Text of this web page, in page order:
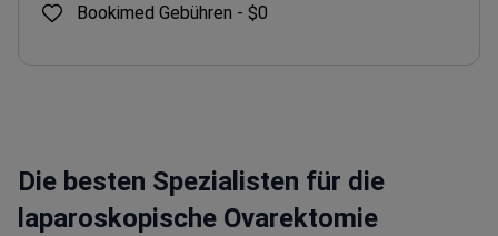
Bookimed Gebühren - $0
Die besten Spezialisten für die
laparoskopische Ovarektomie